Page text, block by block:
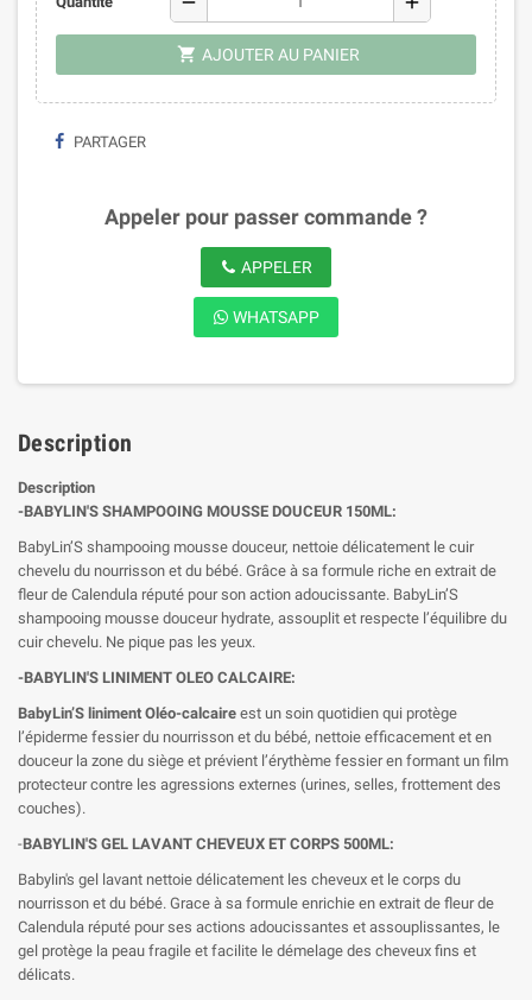
shopping_cart AJOUTER AU PANIER
PARTAGER
Appeler pour passer commande ?
APPELER
WHATSAPP
Description
Description
-BABYLIN'S SHAMPOOING MOUSSE DOUCEUR 150ML:
BabyLin’S shampooing mousse douceur, nettoie délicatement le cuir
chevelu du nourrisson et du bébé. Grâce à sa formule riche en extrait de
fleur de Calendula réputé pour son action adoucissante. BabyLin’S
shampooing mousse douceur hydrate, assouplit et respecte l’équilibre du
cuir chevelu. Ne pique pas les yeux.
-BABYLIN'S LINIMENT OLEO CALCAIRE:
BabyLin’S liniment Oléo-calcaire est un soin quotidien qui protège
l’épiderme fessier du nourrisson et du bébé, nettoie efficacement et en
douceur la zone du siège et prévient l’érythème fessier en formant un film
protecteur contre les agressions externes (urines, selles, frottement des
couches).
-BABYLIN'S GEL LAVANT CHEVEUX ET CORPS 500ML:
Babylin's gel lavant nettoie délicatement les cheveux et le corps du
nourrisson et du bébé. Grace à sa formule enrichie en extrait de fleur de
Calendula réputé pour ses actions adoucissantes et assouplissantes, le
gel protège la peau fragile et facilite le démelage des cheveux fins et
délicats.